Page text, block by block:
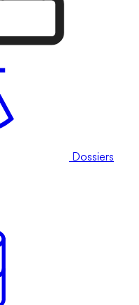
Dossiers